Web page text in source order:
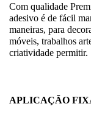
Com qualidade
adesivo é de fácil
maneiras, para
móveis, trabalhos
criatividade permitir.
APLICAÇÃO